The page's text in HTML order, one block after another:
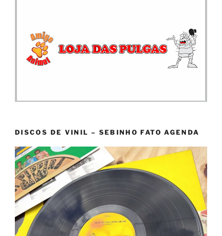
DISCOS DE VINIL – SEBINHO FATO AGENDA